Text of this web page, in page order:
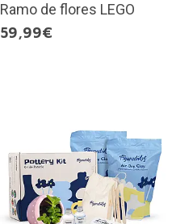
Ramo de flores LEGO
59,99€